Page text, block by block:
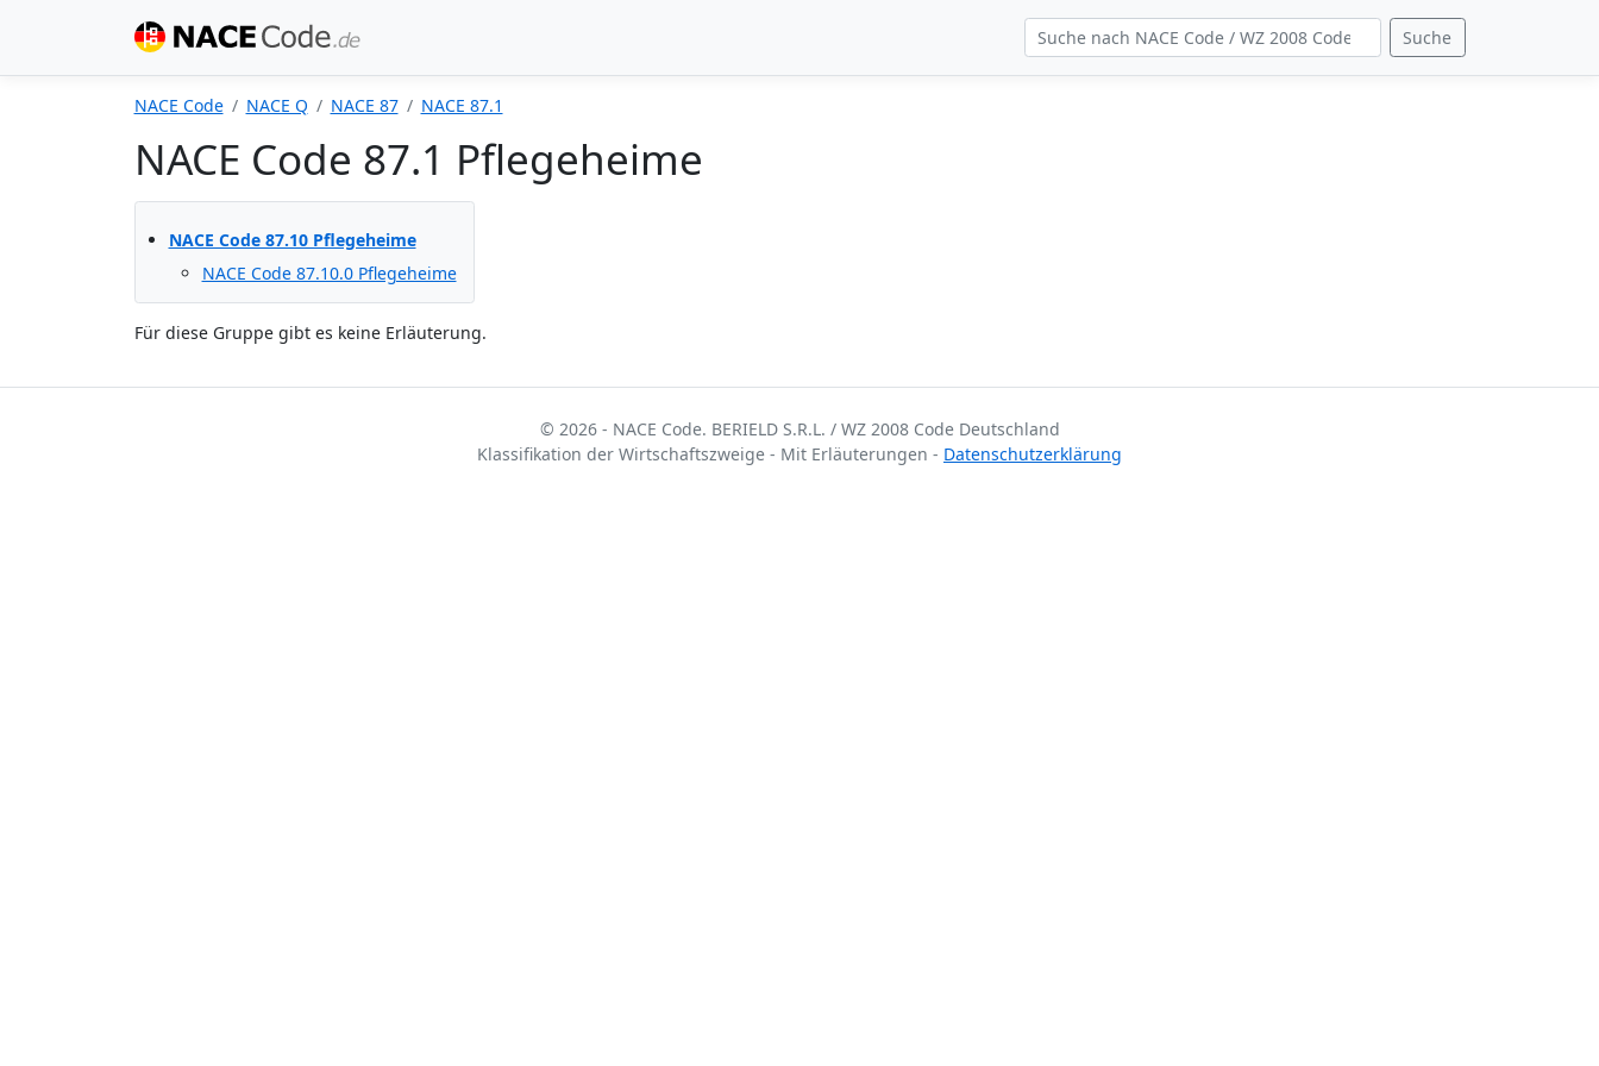
Suche
NACE Code NACE Q NACE 87 NACE 87.1
NACE Code 87.1 Pflegeheime
NACE Code 87.10 Pflegeheime
NACE Code 87.10.0 Pflegeheime
Für diese Gruppe gibt es keine Erläuterung.
© 2026 - NACE Code. BERIELD S.R.L. / WZ 2008 Code Deutschland
Klassifikation der Wirtschaftszweige - Mit Erläuterungen - Datenschutzerklärung